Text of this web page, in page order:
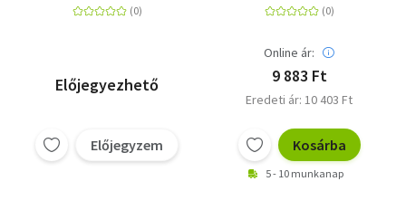
Előjegyezhető
Előjegyzem
Online ár:
9 883 Ft
Eredeti ár: 10 403 Ft
Kosárba
5 - 10 munkanap